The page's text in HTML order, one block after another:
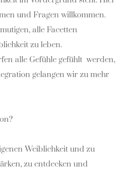
und Fragen willkommen.
alle Facetten
zu leben.
alle Gefühle gefühlt werden,
gelangen wir zu mehr
Weiblichkeit und zu
zu entdecken und